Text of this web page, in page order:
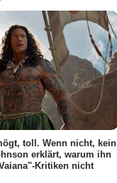
toll. Wenn nicht, kein
erklärt, warum ihn
Kritiken nicht